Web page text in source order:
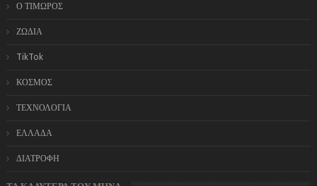
Ο ΤΙΜΩΡΟΣ
ΖΩΔΙΑ
TikTok
ΚΟΣΜΟΣ
ΤΕΧΝΟΛΟΓΙΑ
ΕΛΛΑΔΑ
ΔΙΑΤΡΟΦΗ